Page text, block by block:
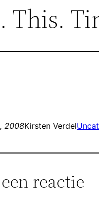
This.
2008Kirsten Verdel
reactie